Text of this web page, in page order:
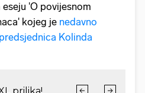
'O povijesnom
kojeg je nedavno
Kolinda